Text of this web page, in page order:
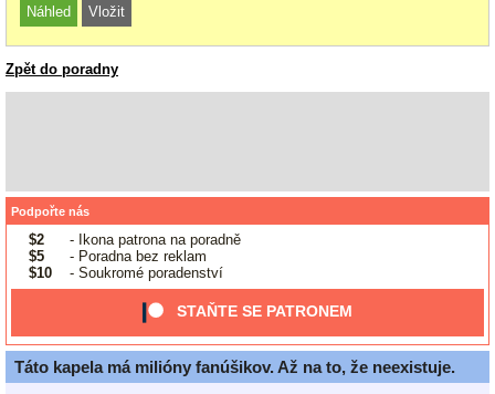
Zpět do poradny
Podpořte nás
$2
- Ikona patrona na poradně
$5
- Poradna bez reklam
$10
- Soukromé poradenství
STAŇTE SE PATRONEM
Táto kapela má milióny fanúšikov. Až na to, že neexistuje.